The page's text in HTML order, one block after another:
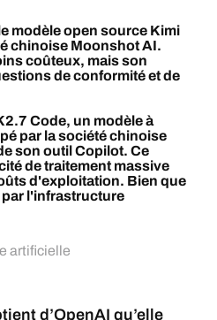
modèle open source Kimi
chinoise Moonshot AI.
coûteux, mais son
de conformité et de
Code, un modèle à
par la société chinoise
son outil Copilot. Ce
de traitement massive
d'exploitation. Bien que
l'infrastructure
artificielle
d’OpenAI qu’elle